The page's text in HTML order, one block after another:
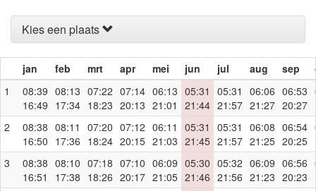
Kies een plaats
jan feb mrt apr mei jun jul aug sep
1
08:39
16:49
08:13
17:34
07:22
18:23
07:14
20:13
06:13
21:01
05:31
21:44
05:31
21:57
06:06
21:27
06:53
20:27
2
08:38
16:50
08:11
17:36
07:20
18:24
07:12
20:15
06:11
21:03
05:31
21:45
05:31
21:57
06:08
21:25
06:54
20:25
3
08:38
16:51
08:10
17:38
07:18
18:26
07:10
20:17
06:09
21:05
05:30
21:46
05:32
21:56
06:09
21:23
06:56
20:23